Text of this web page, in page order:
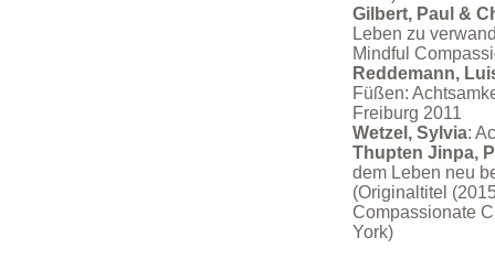
Gilbert, Paul &
Leben zu
Mindful
Reddemann,
Füßen:
Freiburg 2011
Wetzel, Sylvia:
Thupten Jinpa,
dem Leben neu
(Originaltitel
Compassionate
York)